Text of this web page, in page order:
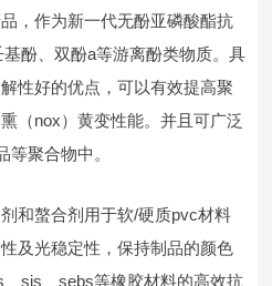
，作为新一代无酚亚磷酸酯抗
酚、双酚a等游离酚类物质。具
性好的优点，可以有效提高聚
（nox）黄变性能。并且可广泛
等聚合物中。
和螯合剂用于软/硬质pvc材料
及光稳定性，保持制品的颜色
sis、sebs等橡胶材料的高效抗